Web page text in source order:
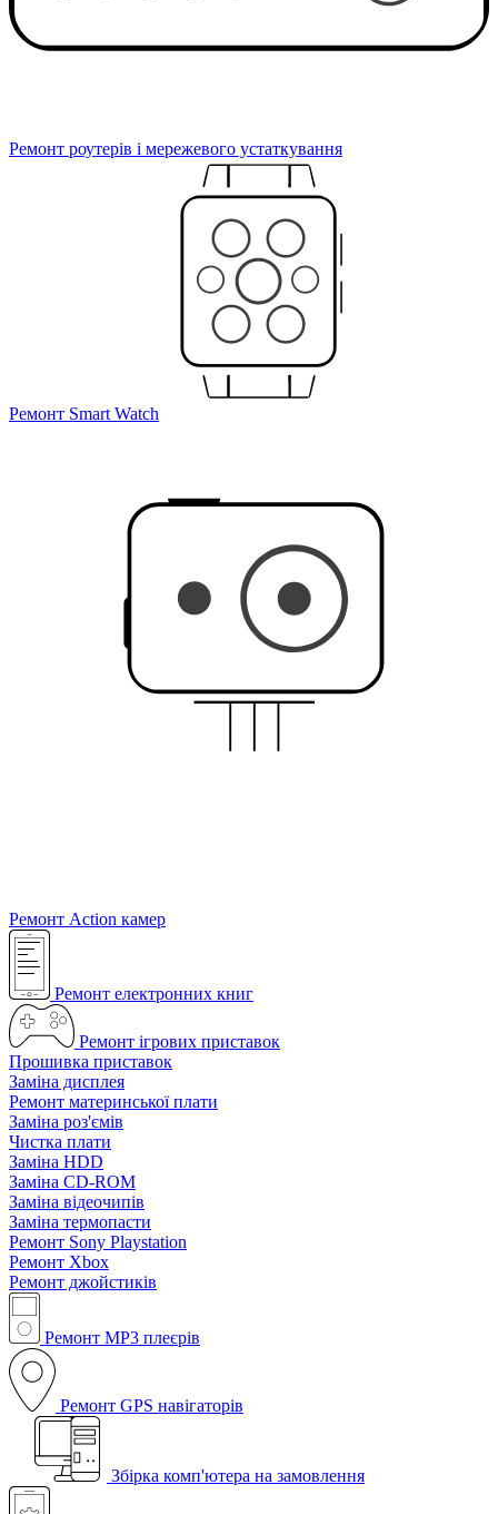
Ремонт роутерів і мережевого устаткування
Ремонт Smart Watch
Ремонт Action камер
Ремонт електронних книг
Ремонт ігрових приставок
Прошивка приставок
Заміна дисплея
Ремонт материнської плати
Заміна роз'ємів
Чистка плати
Заміна HDD
Заміна CD-ROM
Заміна відеочипів
Заміна термопасти
Ремонт Sony Playstation
Ремонт Xbox
Ремонт джойстиків
Ремонт MP3 плеєрів
Ремонт GPS навігаторів
Збірка комп'ютера на замовлення